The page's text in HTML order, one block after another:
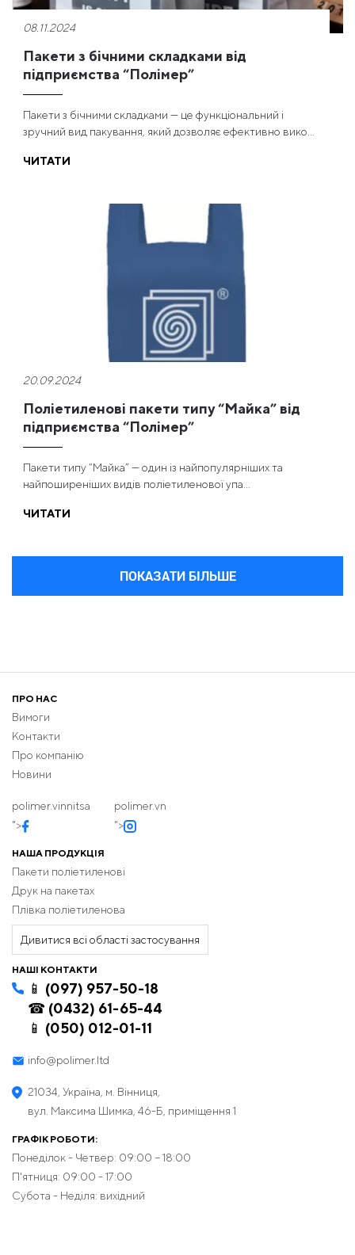
08.11.2024
Пакети з бічними складками від
підприємства “Полімер”
Пакети з бічними складками — це функціональний і
зручний вид пакування, який дозволяє ефективно вико...
ЧИТАТИ
20.09.2024
Поліетиленові пакети типу “Майка” від
підприємства “Полімер”
Пакети типу “Майка” — один із найпопулярніших та
найпоширеніших видів поліетиленової упа...
ЧИТАТИ
ПОКАЗАТИ БІЛЬШЕ
ПРО НАС
Вимоги
Контакти
Про компанію
Новини
polimer.vinnitsa
">
polimer.vn
">
НАША ПРОДУКЦІЯ
Пакети поліетиленові
Друк на пакетах
Плівка поліетиленова
Дивитися всі області застосування
НАШІ КОНТАКТИ
📱 (097) 957-50-18
☎ (0432) 61-65-44
📱 (050) 012-01-11
info@polimer.ltd
21034, Україна, м. Вінниця,
вул. Максима Шимка, 46-Б, приміщення 1
ГРАФІК РОБОТИ:
Понеділок - Четвер: 09:00 − 18:00
П'ятниця: 09:00 - 17:00
Субота - Неділя: вихідний